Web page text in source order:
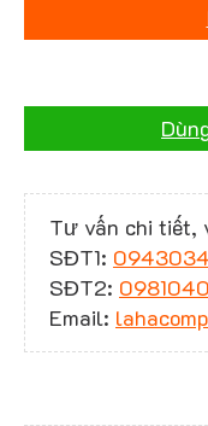
Tư vấn chi tiết,
SĐT1:
SĐT2:
Email: